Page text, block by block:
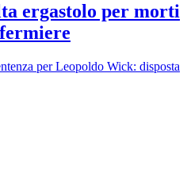
ergastolo per morti
per Leopoldo Wick: disposta